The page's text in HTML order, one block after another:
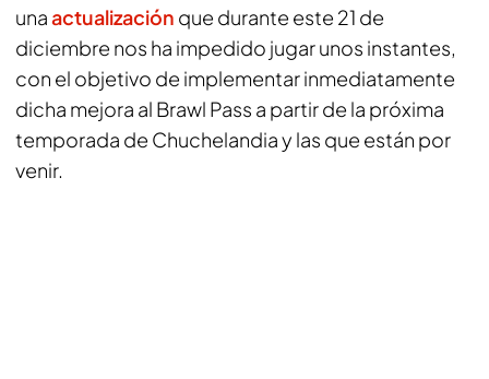
unaactualización que durante este 21 de
diciembre nos ha impedido jugar unos instantes,
con el objetivo de implementar inmediatamente
dicha mejora al Brawl Pass a partir de la próxima
temporada de Chuchelandia y las que están por
venir.